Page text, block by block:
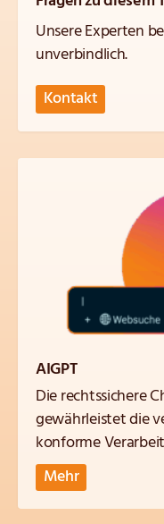
Unsere Experten
unverbindlich.
Kontakt
AIGPT
Die rechtssichere
gewährleistet die
konforme
Mehr